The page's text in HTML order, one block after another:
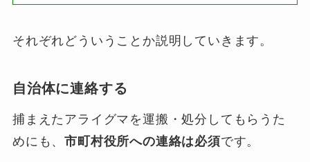
それぞれどういうことか説明していきます。
自治体に連絡する
捕まえたアライグマを運搬・処分してもらうた
めにも、市町村役所への連絡は必須です。